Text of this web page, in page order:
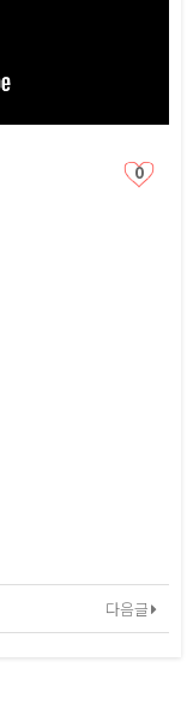
0
다음글